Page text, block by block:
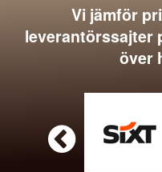
Vi jämför
leverantörssajter
över
